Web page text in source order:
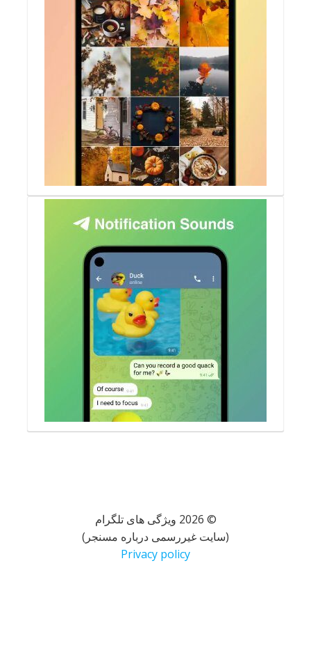
© 2026 ویژگی های تلگرام
(سایت غیررسمی درباره مسنجر)
Privacy policy